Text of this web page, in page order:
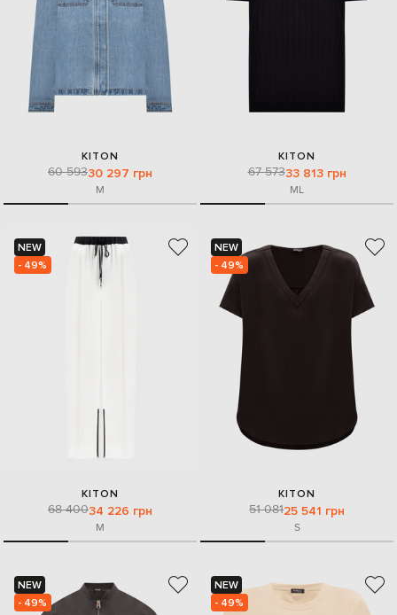
KITON
60 59330 297 грн
M
KITON
67 57333 813 грн
ML
NEW
- 49%
KITON
68 40034 226 грн
M
NEW
- 49%
KITON
51 08125 541 грн
S
NEW
- 49%
NEW
- 49%